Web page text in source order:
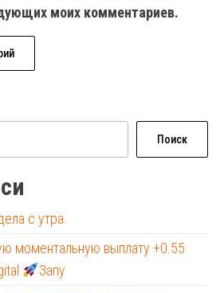
моих комментариев.
Поиск
с утра.
моментальную выплату +0.55
Запу